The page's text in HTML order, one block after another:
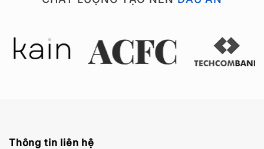
Thông tin liên hệ